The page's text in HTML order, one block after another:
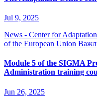
Jul 9, 2025
News - Center for
of the European Union
Module 5 of the SIGMA
Administration training
Jun 26, 2025